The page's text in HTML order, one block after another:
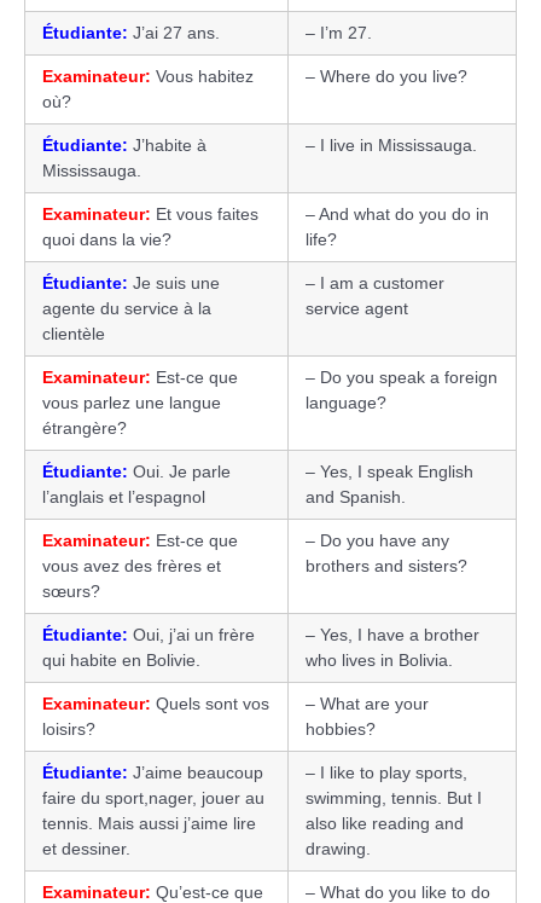
Étudiante: J’ai 27 ans. – I’m 27.
Examinateur: Vous habitez
où?
– Where do you live?
Étudiante: J’habite à
Mississauga.
– I live in Mississauga.
Examinateur: Et vous faites
quoi dans la vie?
– And what do you do in
life?
Étudiante: Je suis une
agente du service à la
clientèle
– I am a customer
service agent
Examinateur: Est-ce que
vous parlez une langue
étrangère?
– Do you speak a foreign
language?
Étudiante: Oui. Je parle
l’anglais et l’espagnol
– Yes, I speak English
and Spanish.
Examinateur: Est-ce que
vous avez des frères et
sœurs?
– Do you have any
brothers and sisters?
Étudiante: Oui, j’ai un frère
qui habite en Bolivie.
– Yes, I have a brother
who lives in Bolivia.
Examinateur: Quels sont vos
loisirs?
– What are your
hobbies?
Étudiante: J’aime beaucoup
faire du sport,nager, jouer au
tennis. Mais aussi j’aime lire
et dessiner.
– I like to play sports,
swimming, tennis. But I
also like reading and
drawing.
Examinateur: Qu’est-ce que
– What do you like to do